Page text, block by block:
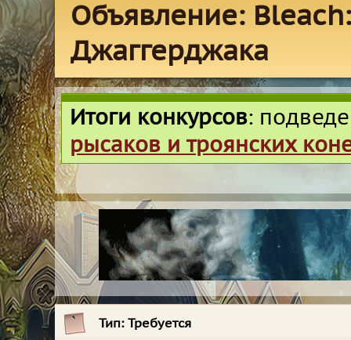
Объявление:
Джаггерджака
Итоги конкурсов:
рысаков и троянских
Тип: Требуется